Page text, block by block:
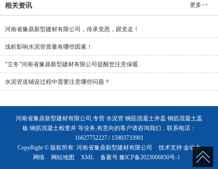
相关资讯 更多>>
河南省豫鼎新型建材有限公司，传承党恩，跟党走！
浅析影响水泥管质量有哪些因素！
“立冬”河南省豫鼎新型建材有限公司提醒您注意保暖
水泥管道铺设过程中需要注意哪些问题？
河南省豫鼎新型建材有限公司,专营 水泥管 钢筋混凝土井盖 钢筋混凝土盖
板 钢筋混凝土检查井 等业务,有意向的客户请咨询我们，联系电话：
16627752227 / 15903733901
CopyRight © 版权所有: 河南省豫鼎新型建材有限公司 技术支持:金动力
网络
网站地图 XML 备案号:豫ICP备2023006850号-1